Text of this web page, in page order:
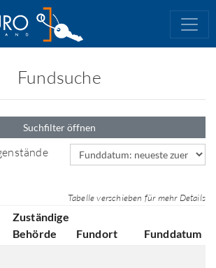
Fundsuche
Suchfilter öffnen
Sortierfeld
Tabelle verschieben für mehr Details
Zuständige
Behörde
Fundort Funddatum